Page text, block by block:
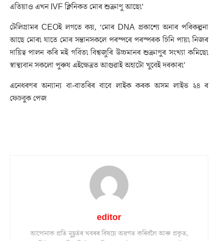
এতিয়াও এখন IVF ক্লিনিকত মোৰ শুক্ৰাণু আছে৷’
টেলিগ্ৰামৰ CEOই লগতে কয়, ‘মোৰ DNA প্ৰকাশ্যে অনাৰ পৰিকল্পনা
আছে মোৰ৷ যাতে মোৰ সন্তানসকলে পৰস্পৰে পৰস্পৰক চিনি পায়৷ নিজৰ
দায়িত্ব পালন কৰি মই গৰ্বিত৷ বিশ্বজুৰি উচ্চমানৰ শুক্ৰাণুৰ সংখ্যা কমিছে৷
স্বাস্থ্যবান সকলো পুৰুষ এইক্ষেত্ৰত আগুৱাই অহাটো খুবেই দৰকাৰ৷’
এনেধৰণৰ অন্যান্য বা-বাতৰিৰ বাবে লাইক কৰক অসম লাইভ ২৪ ৰ
ফেচবুক পেজ
editor
আপোনাক প্ৰতি মুহূৰ্তৰ খবৰৰ বিষয়ে অৱগত কৰিবলৈ আৰু প্ৰকৃত,